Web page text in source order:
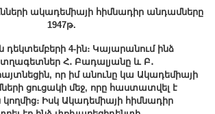
ակադեմիայի հիմնադիր անդամները
1947թ.
4-ին։ Կայարանում ինձ
Հ․ Բադալյանը և Բ․
որ իմ անունը կա Ակադեմիայի
ցուցակի մեջ, որը հաստատվել է
Իսկ Ակադեմիայի հիմնադիր